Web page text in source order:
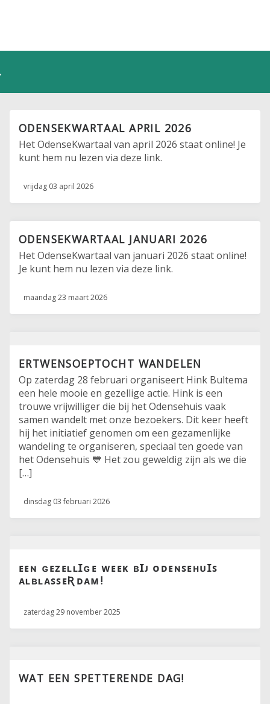
ODENSEKWARTAAL APRIL 2026
Het OdenseKwartaal van april 2026 staat online! Je
kunt hem nu lezen via deze link.
vrijdag 03 april 2026
ODENSEKWARTAAL JANUARI 2026
Het OdenseKwartaal van januari 2026 staat online!
Je kunt hem nu lezen via deze link.
maandag 23 maart 2026
ERTWENSOEPTOCHT WANDELEN
Op zaterdag 28 februari organiseert Hink Bultema
een hele mooie en gezellige actie. Hink is een
trouwe vrijwilliger die bij het Odensehuis vaak
samen wandelt met onze bezoekers. Dit keer heeft
hij het initiatief genomen om een gezamenlijke
wandeling te organiseren, speciaal ten goede van
het Odensehuis 💙 Het zou geweldig zijn als we die
[…]
dinsdag 03 februari 2026
ᴇᴇɴ ɢᴇᴢᴇʟʟꞮɢᴇ ᴡᴇᴇᴋ ʙꞮᴊ ᴏᴅᴇɴꜱᴇʜᴜꞮꜱ
ᴀʟʙʟᴀꜱꜱᴇƦᴅᴀᴍ!
zaterdag 29 november 2025
WAT EEN SPETTERENDE DAG!